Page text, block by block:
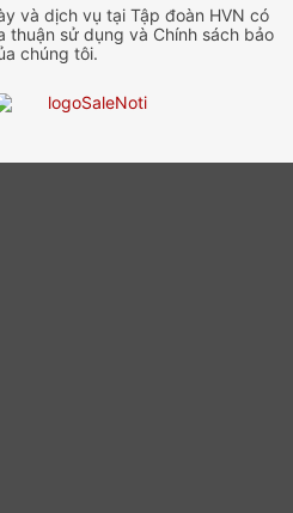
và dịch vụ tại Tập đoàn HVN có
thuận sử dụng và Chính sách bảo
chúng tôi.